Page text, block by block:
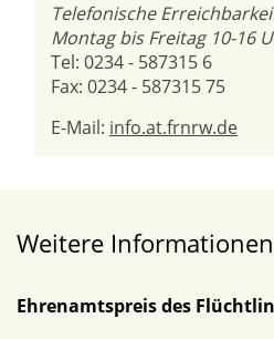
Telefonische
Montag bis Freitag 10-16
Tel: 0234 - 587315 6
Fax: 0234 - 587315 75
E-Mail: info.at.frnrw.de
Weitere Informationen
Ehrenamtspreis des